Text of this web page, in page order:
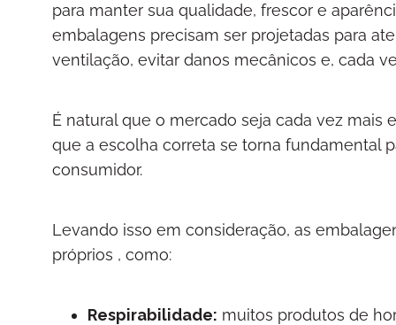
para manter sua qualidade, frescor e
embalagens precisam ser projetadas para
ventilação, evitar danos mecânicos e, cada
É natural que o mercado seja cada vez
que a escolha correta se torna fundamental
consumidor.
Levando isso em consideração, as
próprios , como:
Respirabilidade: muitos produtos de